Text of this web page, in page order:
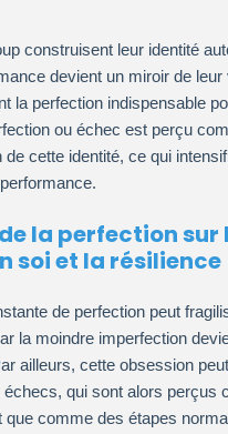
construisent leur identité
devient un miroir de leur
la perfection indispensable
ou échec est perçu
de cette identité, ce qui
la perfection sur
soi et la résilience
de perfection peut
la moindre imperfection
ailleurs, cette obsession
qui sont alors perçus
que comme des étapes